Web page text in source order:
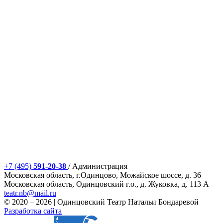
+7 (495) 591-20-38 / Администрация
Московская область, г.Одинцово, Можайское шоссе, д. 36
Московская область, Одинцовский г.о., д. Жуковка, д. 113 А
teatr.nb@mail.ru
© 2020 – 2026 | Одинцовский Театр Натальи Бондаревой
Разработка сайта